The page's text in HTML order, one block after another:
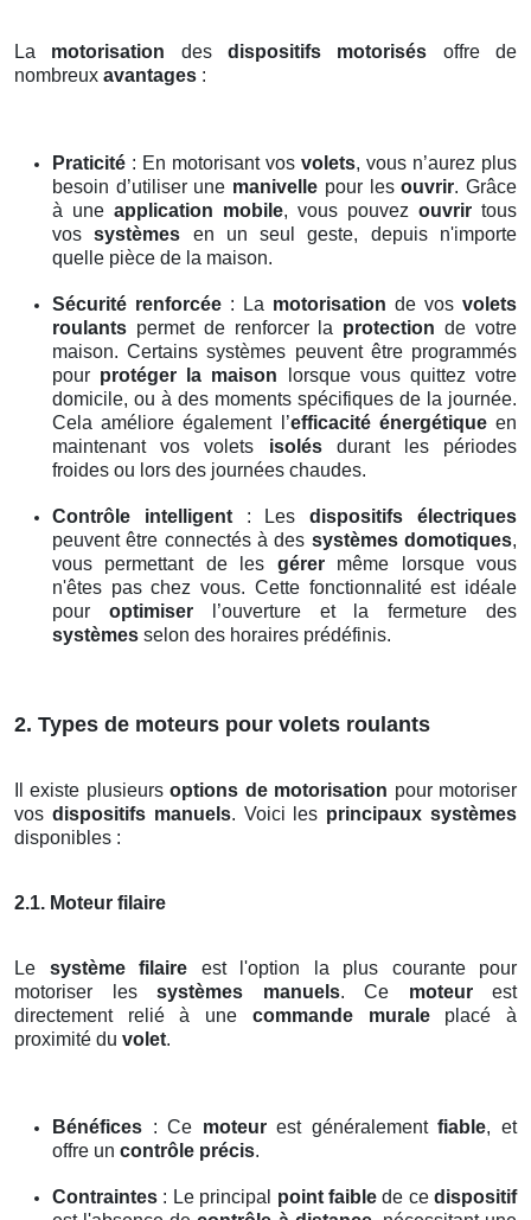
La motorisation desdispositifs motorisés offre de
nombreux avantages :
Praticité : En motorisant vos volets, vous n’aurez plus
besoin d’utiliser une manivelle pour lesouvrir. Grâce
à une application mobile, vous pouvez ouvrir tous
vossystèmes en un seul geste, depuis n'importe
quelle pièce de la maison.
Sécurité renforcée : La motorisation de vos volets
roulants permet de renforcer la protection de votre
maison. Certains systèmes peuvent être programmés
pour protéger la maison lorsque vous quittez votre
domicile, ou à des moments spécifiques de la journée.
Cela améliore également l’efficacité énergétiqueen
maintenant vos volets isolésdurant les périodes
froides ou lors des journées chaudes.
Contrôle intelligent: Lesdispositifs électriques
peuvent être connectés à des systèmes domotiques,
vous permettant de les gérermême lorsque vous
n'êtes pas chez vous. Cette fonctionnalité est idéale
pour optimiserl’ouverture et la fermeture des
systèmes selon des horaires prédéfinis.
2. Types de moteurs pour volets roulants
Il existe plusieursoptions de motorisation pour motoriser
vos dispositifs manuels. Voici les principaux systèmes
disponibles :
2.1. Moteur filaire
Le système filaire est l'option la plus courante pour
motoriser les systèmes manuels. Ce moteurest
directement relié à une commande muraleplacé à
proximité du volet.
Bénéfices : Ce moteurest généralementfiable, et
offre un contrôle précis.
Contraintes : Le principal point faiblede ce dispositif